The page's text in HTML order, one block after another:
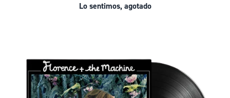
Lo sentimos, agotado